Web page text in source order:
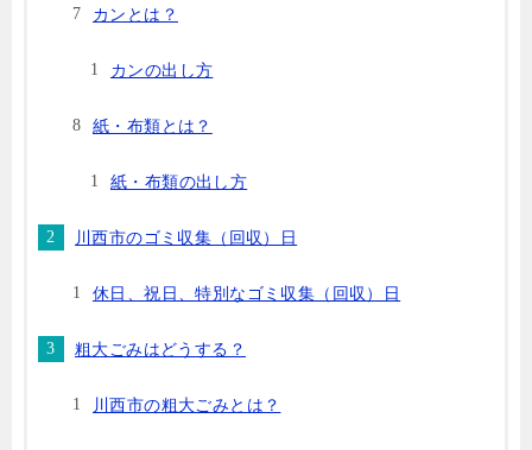
カンとは？
カンの出し方
紙・布類とは？
紙・布類の出し方
川西市のゴミ収集（回収）日
休日、祝日、特別なゴミ収集（回収）日
粗大ごみはどうする？
川西市の粗大ごみとは？